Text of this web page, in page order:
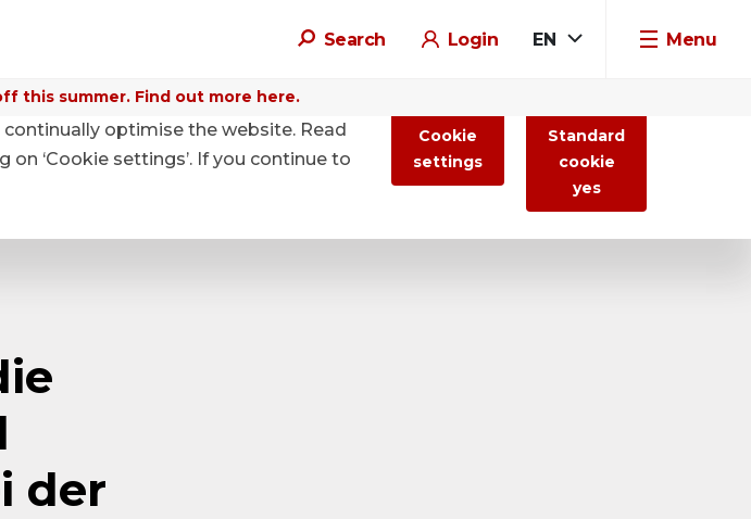
Search Login EN Menu
this summer. Find out more here.
der
optimise the website. Read
‘Cookie settings’. If you continue to
Cookie
settings
Standard
cookie
yes